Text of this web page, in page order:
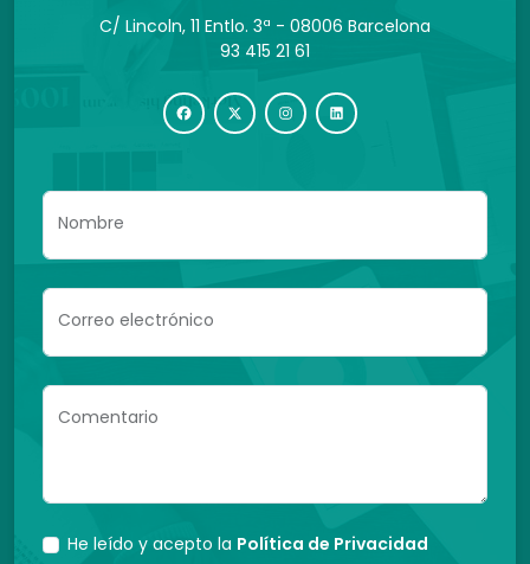
C/ Lincoln, 11 Entlo. 3ª - 08006 Barcelona
93 415 21 61
Nombre
Correo electrónico
Comentario
He leído y acepto la Política de Privacidad